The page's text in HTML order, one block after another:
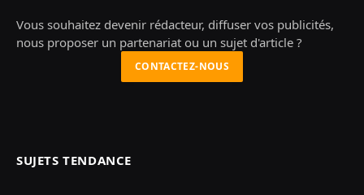
Vous souhaitez devenir rédacteur, diffuser vos publicités,
nous proposer un partenariat ou un sujet d'article ?
CONTACTEZ-NOUS
SUJETS TENDANCE